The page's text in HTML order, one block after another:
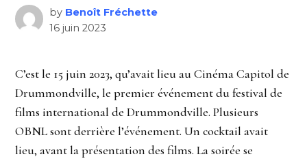
by Benoît Fréchette
16 juin 2023
C’est le 15 juin 2023, qu’avait lieu au Cinéma Capitol de
Drummondville, le premier événement du festival de
films international de Drummondville. Plusieurs
OBNL sont derrière l’événement. Un cocktail avait
lieu, avant la présentation des films. La soirée se